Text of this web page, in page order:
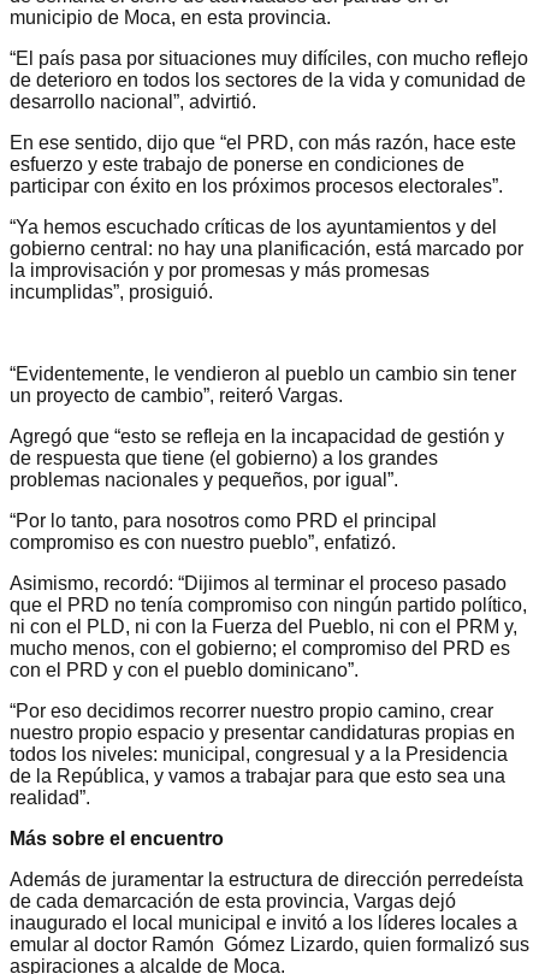
municipio de Moca, en esta provincia.
“El país pasa por situaciones muy difíciles, con mucho reflejo
de deterioro en todos los sectores de la vida y comunidad de
desarrollo nacional”, advirtió.
En ese sentido, dijo que “el PRD, con más razón, hace este
esfuerzo y este trabajo de ponerse en condiciones de
participar con éxito en los próximos procesos electorales”.
“Ya hemos escuchado críticas de los ayuntamientos y del
gobierno central: no hay una planificación, está marcado por
la improvisación y por promesas y más promesas
incumplidas”, prosiguió.
“Evidentemente, le vendieron al pueblo un cambio sin tener
un proyecto de cambio”, reiteró Vargas.
Agregó que “esto se refleja en la incapacidad de gestión y
de respuesta que tiene (el gobierno) a los grandes
problemas nacionales y pequeños, por igual”.
“Por lo tanto, para nosotros como PRD el principal
compromiso es con nuestro pueblo”, enfatizó.
Asimismo, recordó: “Dijimos al terminar el proceso pasado
que el PRD no tenía compromiso con ningún partido político,
ni con el PLD, ni con la Fuerza del Pueblo, ni con el PRM y,
mucho menos, con el gobierno; el compromiso del PRD es
con el PRD y con el pueblo dominicano”.
“Por eso decidimos recorrer nuestro propio camino, crear
nuestro propio espacio y presentar candidaturas propias en
todos los niveles: municipal, congresual y a la Presidencia
de la República, y vamos a trabajar para que esto sea una
realidad”.
Más sobre el encuentro
Además de juramentar la estructura de dirección perredeísta
de cada demarcación de esta provincia, Vargas dejó
inaugurado el local municipal e invitó a los líderes locales a
emular al doctor Ramón Gómez Lizardo, quien formalizó sus
aspiraciones a alcalde de Moca.